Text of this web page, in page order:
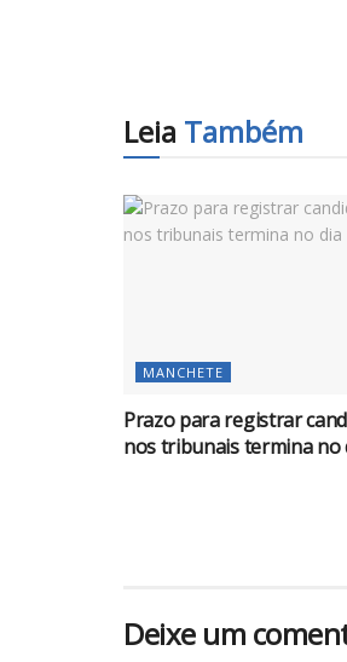
Leia Também
MANCHETE
Prazo para registrar
nos tribunais termina no
Deixe um